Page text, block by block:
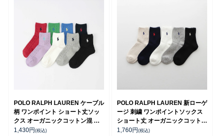
POLO RALPH LAUREN ケーブル
柄 ワンポイント ショート丈ソッ
クス オーガニックコットン混 レ
ディース 03207386
1,430円(税込)
POLO RALPH LAUREN 新ローゲ
ージ 刺繍 ワンポイントソックス
ショート丈 オーガニックコットン
混 レディース 03207210
1,760円(税込)